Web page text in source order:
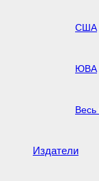
США
ЮВА
Издатели